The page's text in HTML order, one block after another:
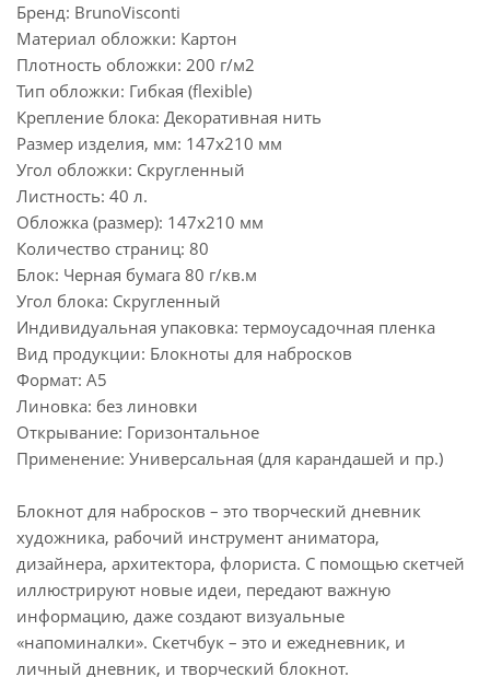
Бренд: BrunoVisconti
Материал обложки: Картон
Плотность обложки: 200 г/м2
Тип обложки: Гибкая (flexible)
Крепление блока: Декоративная нить
Размер изделия, мм: 147х210 мм
Угол обложки: Скругленный
Листность: 40 л.
Обложка (размер): 147х210 мм
Количество страниц: 80
Блок: Черная бумага 80 г/кв.м
Угол блока: Скругленный
Индивидуальная упаковка: термоусадочная пленка
Вид продукции: Блокноты для набросков
Формат: А5
Линовка: без линовки
Открывание: Горизонтальное
Применение: Универсальная (для карандашей и пр.)
Блокнот для набросков – это творческий дневник
художника, рабочий инструмент аниматора,
дизайнера, архитектора, флориста. С помощью скетчей
иллюстрируют новые идеи, передают важную
информацию, даже создают визуальные
«напоминалки». Скетчбук – это и ежедневник, и
личный дневник, и творческий блокнот.